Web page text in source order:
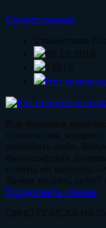
Самопознание
Станислава
06.10.2016
13616
Нет
Все большее
психологам,
полюбить себя.
философских
ответы на вопросы
Зачем любить себя?
Продолжить чтение
ОКНО ПОИСКА НА